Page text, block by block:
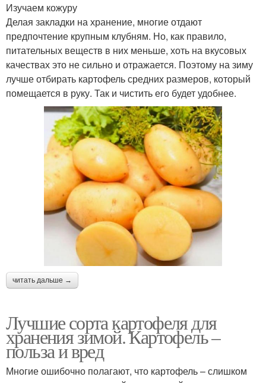
Изучаем кожуру
Делая закладки на хранение, многие отдают
предпочтение крупным клубням. Но, как правило,
питательных веществ в них меньше, хоть на вкусовых
качествах это не сильно и отражается. Поэтому на зиму
лучше отбирать картофель средних размеров, который
помещается в руку. Так и чистить его будет удобнее.
читать дальше →
Лучшие сорта картофеля для
хранения зимой. Картофель –
польза и вред
Многие ошибочно полагают, что картофель – слишком